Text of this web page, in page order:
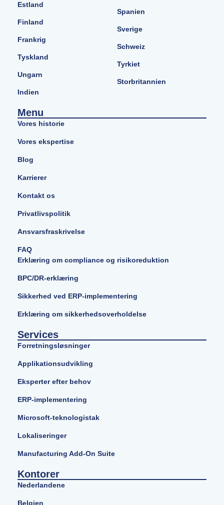
Estland
Finland
Frankrig
Tyskland
Ungarn
Indien
Spanien
Sverige
Schweiz
Tyrkiet
Storbritannien
Menu
Vores historie
Vores ekspertise
Blog
Karrierer
Kontakt os
Privatlivspolitik
Ansvarsfraskrivelse
FAQ
Erklæring om compliance og risikoreduktion
BPC/DR-erklæring
Sikkerhed ved ERP-implementering
Erklæring om sikkerhedsoverholdelse
Services
Forretningsløsninger
Applikationsudvikling
Eksperter efter behov
ERP-implementering
Microsoft-teknologistak
Lokaliseringer
Manufacturing Add-On Suite
Kontorer
Nederlandene
Belgien